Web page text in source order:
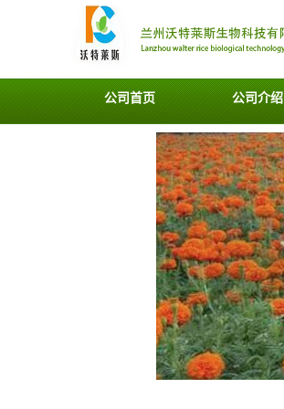
公司首页 公司介绍